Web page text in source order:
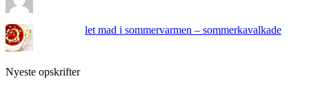
let mad i sommervarmen – sommerkavalkade
Nyeste opskrifter